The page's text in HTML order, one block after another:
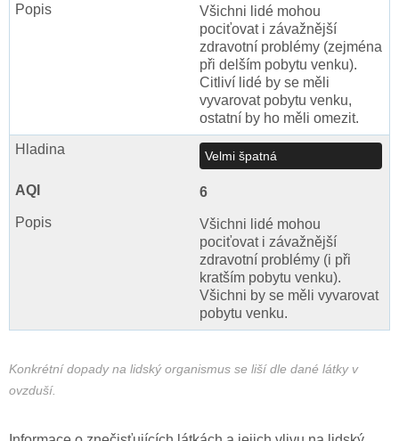
Všichni lidé mohou
pociťovat i závažnější
zdravotní problémy (zejména
při delším pobytu venku).
Citliví lidé by se měli
vyvarovat pobytu venku,
ostatní by ho měli omezit.
Velmi špatná
6
Všichni lidé mohou
pociťovat i závažnější
zdravotní problémy (i při
kratším pobytu venku).
Všichni by se měli vyvarovat
pobytu venku.
Konkrétní dopady na lidský organismus se liší dle dané látky v
ovzduší.